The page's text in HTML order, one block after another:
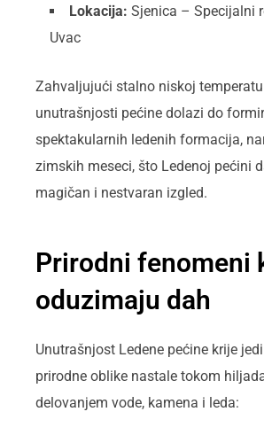
Lokacija: Sjenica – Specijalni
Uvac
Zahvaljujući stalno niskoj
unutrašnjosti pećine dolazi do
spektakularnih ledenih formacija,
zimskih meseci, što Ledenoj pećini
magičan i nestvaran izgled.
Prirodni fenomeni
oduzimaju dah
Unutrašnjost Ledenе pećine krije
prirodne oblike nastale tokom
delovanjem vode, kamena i leda: